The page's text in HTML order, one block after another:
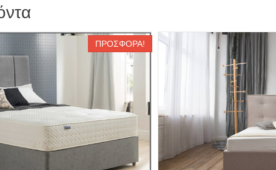
ΠΡΟΣΦΟΡΆ!